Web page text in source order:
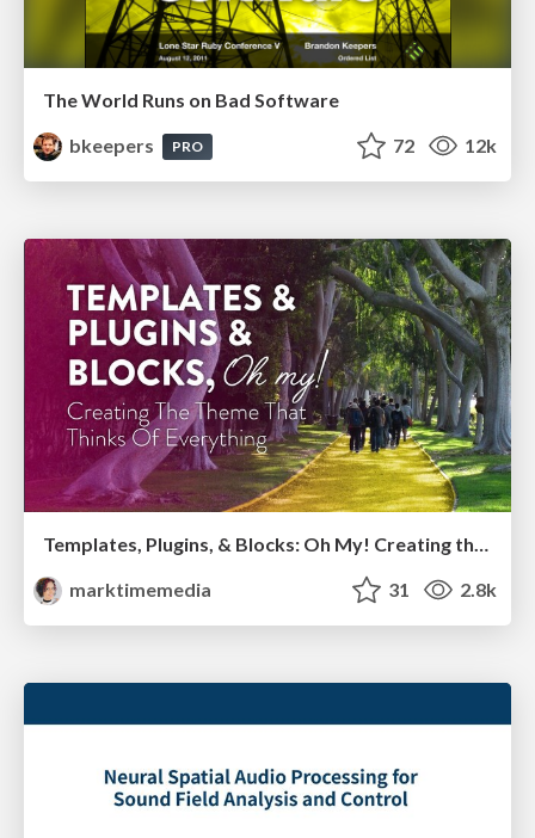
The World Runs on Bad Software
bkeepers
PRO 72 12k
Templates, Plugins, & Blocks: Oh My! Creating the theme that thinks of everything
marktimemedia
31 2.8k